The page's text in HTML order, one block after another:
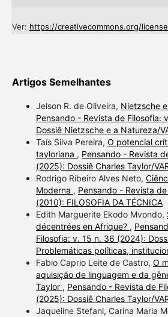
Ver: https://creativecommons.org/
Artigos Semelhantes
Jelson R. de Oliveira, Nietzsche
Pensando - Revista de Filosofia:
Dossiê Nietzsche e a Natureza/
Taís Silva Pereira, O potencial
tayloriana , Pensando - Revista
(2025): Dossiê Charles Taylor/
Rodrigo Ribeiro Alves Neto,
Moderna , Pensando - Revista
(2010): FILOSOFIA DA TÉCNICA
Edith Marguerite Ekodo Mvondo,
décentrées en Afrique? ,
Filosofia: v. 15 n. 36 (2024):
Problemáticas políticas,
Fabio Caprio Leite de Castro, O
aquisição de linguagem e da
Taylor , Pensando - Revista de
(2025): Dossiê Charles Taylor/
Jaqueline Stefani, Carina Maria